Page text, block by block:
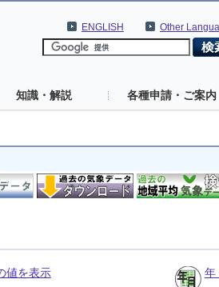
Other
ENGLISH
知識・解説 各種申請・ご案内
値を表示 年